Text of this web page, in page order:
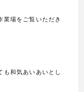
業場をご覧いただき
も和気あいあいとし